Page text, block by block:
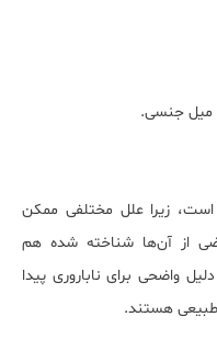
میل جنسی.
زیرا علل مختلفی ممکن
از آن‌ها شناخته شده هم
واضحی برای ناباروری پیدا